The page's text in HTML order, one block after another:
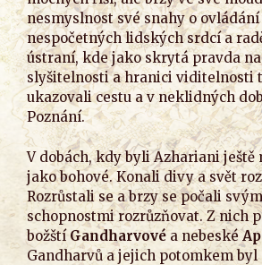
nesmyslnost své snahy o
nespočetných lidských srdcí a
ústraní, kde jako skrytá pravda
slyšitelnosti a hranici viditelnosti
ukazovali cestu a v neklidných
Poznání.
V dobách, kdy byli Azhariani
jako bohové. Konali divy a svět
Rozrůstali se a brzy se počali
schopnostmi rozrůzňovat. Z nich
božští Gandharvovéa nebeské
Gandharvů a jejich potomkem byl